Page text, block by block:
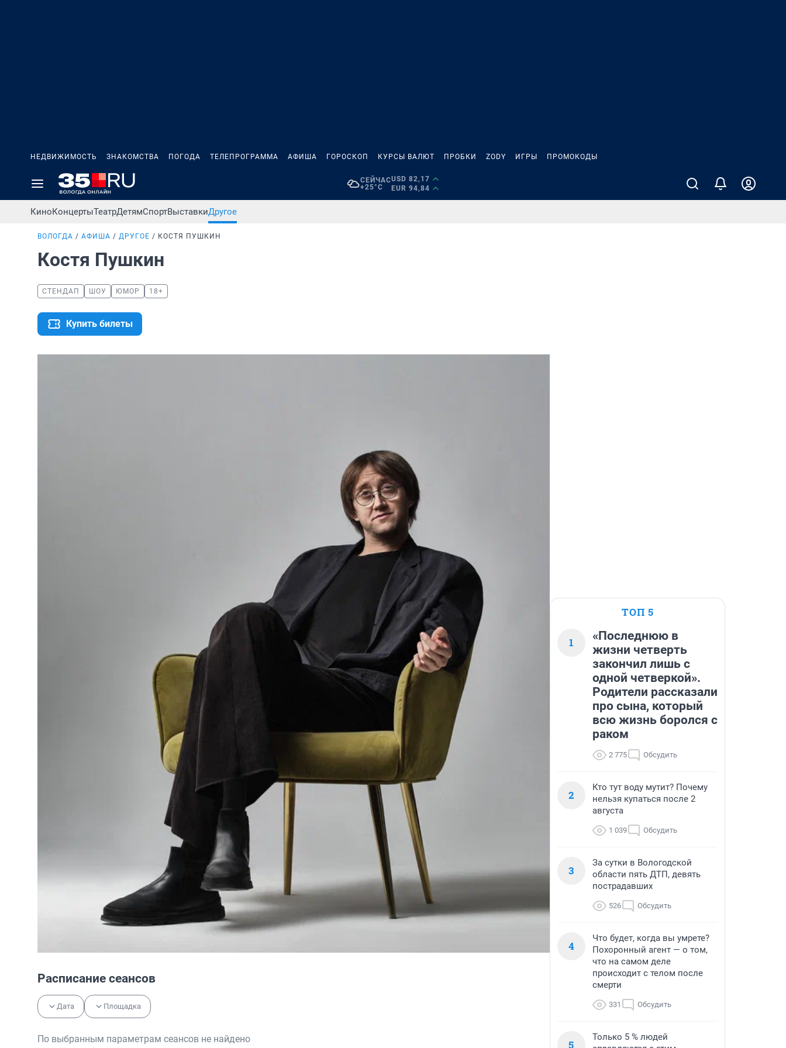
НЕДВИЖИМОСТЬ ЗНАКОМСТВА ПОГОДА ТЕЛЕПРОГРАММА АФИША ГОРОСКОП КУРСЫ ВАЛЮТ ПРОБКИ ZODY ИГРЫ ПРОМОКОДЫ
СЕЙЧАС
+25°C
USD 82,17
EUR 94,84
КиноКонцертыТеатрДетямСпортВыставкиДругое
ВОЛОГДА АФИША ДРУГОЕ КОСТЯ ПУШКИН
Костя Пушкин
СТЕНДАП ШОУ ЮМОР 18+
Купить билеты
Расписание сеансов
Дата Площадка
По выбранным параметрам сеансов не найдено
ТОП 5
1
«Последнюю в
жизни четверть
закончил лишь с
одной четверкой».
Родители рассказали
про сына, который
всю жизнь боролся с
раком
2 775 Обсудить
2
Кто тут воду мутит? Почему
нельзя купаться после 2
августа
1 039 Обсудить
3
За сутки в Вологодской
области пять ДТП, девять
пострадавших
526 Обсудить
4
Что будет, когда вы умрете?
Похоронный агент — о том,
что на самом деле
происходит с телом после
смерти
331 Обсудить
5
Только 5 % людей